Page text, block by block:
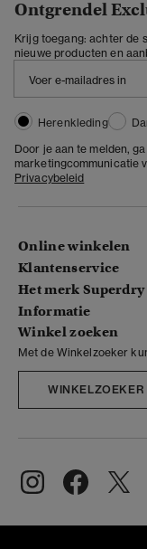
Ontgrendel
Krijg toegang: achter de
nieuwe producten en
Herenkleding
Door je aan te melden,
marketingcommunicatie
Privacybeleid
Online winkelen
Klantenservice
Het merk Superdry
Informatie
Winkel zoeken
Met de Winkelzoeker
WINKELZOEKER